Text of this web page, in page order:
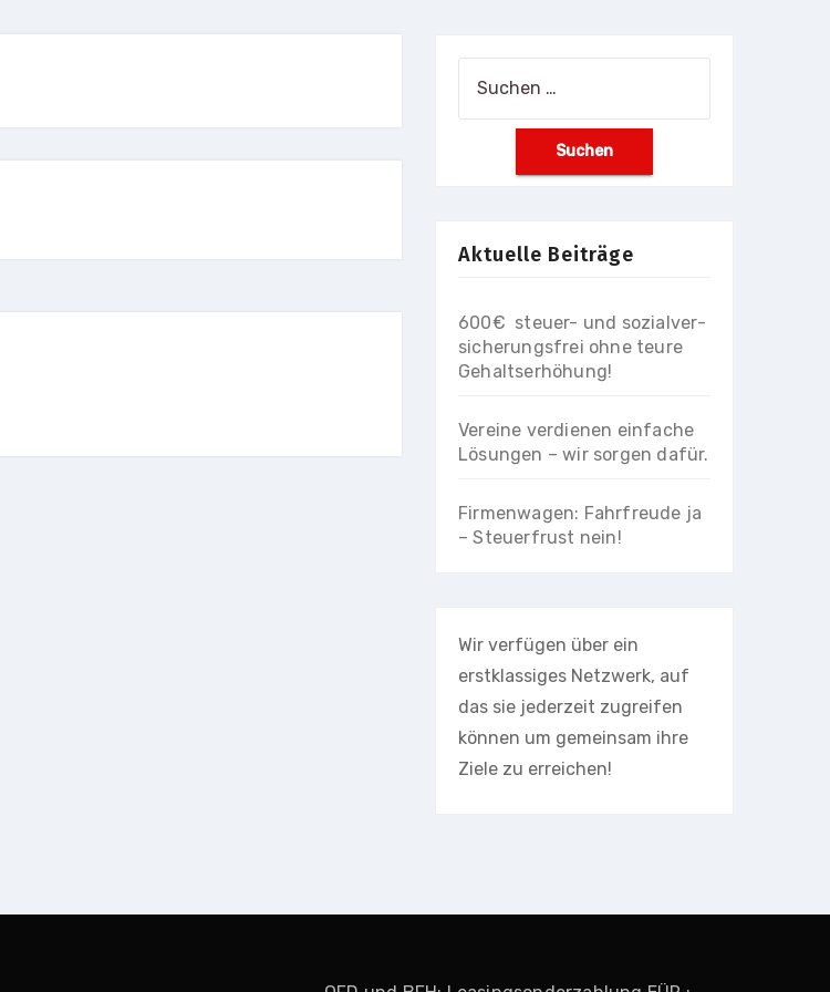
Aktuelle Beiträge
600€ steuer- und so­zial­ver­
si­che­rungs­frei ohne teure
Gehaltserhöhung!
Vereine verdienen einfache
Lösungen – wir sorgen dafür.
Firmenwagen: Fahrfreude ja
– Steuerfrust nein!
Wir verfügen über ein
erstklassiges Netzwerk, auf
das sie jederzeit zugreifen
können um gemeinsam ihre
Ziele zu erreichen!